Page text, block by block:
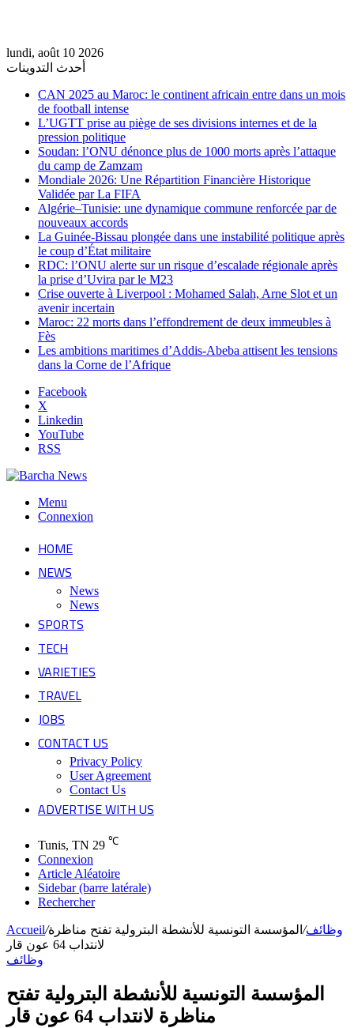
lundi, août 10 2026
أحدث التدوينات
CAN 2025 au Maroc: le continent africain entre dans un mois
de football intense
L’UGTT prise au piège de ses divisions internes et de la
pression politique
Soudan: l’ONU dénonce plus de 1000 morts après l’attaque
du camp de Zamzam
Mondiale 2026: Une Répartition Financière Historique
Validée par La FIFA
Algérie–Tunisie: une dynamique commune renforcée par de
nouveaux accords
La Guinée-Bissau plongée dans une instabilité politique après
le coup d’État militaire
RDC: l’ONU alerte sur un risque d’escalade régionale après
la prise d’Uvira par le M23
Crise ouverte à Liverpool : Mohamed Salah, Arne Slot et un
avenir incertain
Maroc: 22 morts dans l’effondrement de deux immeubles à
Fès
Les ambitions maritimes d’Addis-Abeba attisent les tensions
dans la Corne de l’Afrique
Facebook
X
Linkedin
YouTube
RSS
Menu
Connexion
HOME
NEWS
News
News
SPORTS
TECH
VARIETIES
TRAVEL
JOBS
CONTACT US
Privacy Policy
User Agreement
Contact Us
ADVERTISE WITH US
Tunis, TN 29 ℃
Connexion
Article Aléatoire
Sidebar (barre latérale)
Rechercher
Accueil/ وظائف/ المؤسسة التونسية للأنشطة البترولية تفتح مناظرة
لانتداب 64 عون قار
وظائف
المؤسسة التونسية للأنشطة البترولية تفتح
مناظرة لانتداب 64 عون قار